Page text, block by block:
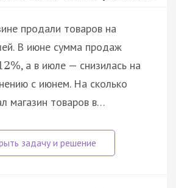
продали товаров на
В июне сумма продаж
%, а в июле — снизилась на
с июнем. На сколько
магазин товаров в…